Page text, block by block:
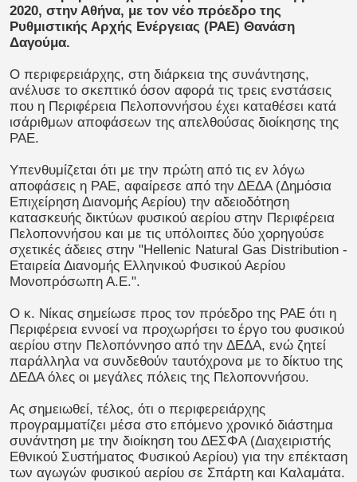
2020, στην Αθήνα, με τον νέο πρόεδρο της
Ρυθμιστικής Αρχής Ενέργειας (ΡΑΕ) Θανάση
Δαγούμα.
Ο περιφερειάρχης, στη διάρκεια της συνάντησης,
ανέλυσε το σκεπτικό όσον αφορά τις τρεις ενστάσεις
που η Περιφέρεια Πελοποννήσου έχει καταθέσει κατά
ισάριθμων αποφάσεων της απελθούσας διοίκησης της
ΡΑΕ.
Υπενθυμίζεται ότι με την πρώτη από τις εν λόγω
αποφάσεις η ΡΑΕ, αφαίρεσε από την ΔΕΔΑ (Δημόσια
Επιχείρηση Διανομής Αερίου) την αδειοδότηση
κατασκευής δικτύων φυσικού αερίου στην Περιφέρεια
Πελοποννήσου και με τις υπόλοιπες δύο χορηγούσε
σχετικές άδειες στην "Hellenic Natural Gas Distribution -
Εταιρεία Διανομής Ελληνικού Φυσικού Αερίου
Μονοπρόσωπη Α.Ε.".
Ο κ. Νίκας σημείωσε προς τον πρόεδρο της ΡΑΕ ότι η
Περιφέρεια εννοεί να προχωρήσει το έργο του φυσικού
αερίου στην Πελοπόννησο από την ΔΕΔΑ, ενώ ζητεί
παράλληλα να συνδεθούν ταυτόχρονα με το δίκτυο της
ΔΕΔΑ όλες οι μεγάλες πόλεις της Πελοποννήσου.
Ας σημειωθεί, τέλος, ότι ο περιφερειάρχης
προγραμματίζει μέσα στο επόμενο χρονικό διάστημα
συνάντηση με την διοίκηση του ΔΕΣΦΑ (Διαχειριστής
Εθνικού Συστήματος Φυσικού Αερίου) για την επέκταση
των αγωγών φυσικού αερίου σε Σπάρτη και Καλαμάτα.